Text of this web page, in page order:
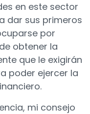
en este sector
dar sus primeros
por
obtener la
que le exigirán
poder ejercer la
mi consejo